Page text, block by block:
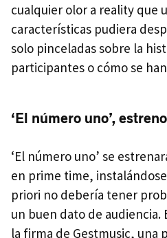
cualquier olor a reality que
características pudiera
solo pinceladas sobre la
participantes o cómo se
‘El número uno’,
‘El número uno’ se
en prime time,
priori no debería tener
un buen dato de audiencia.
la firma de Gestmusic, una